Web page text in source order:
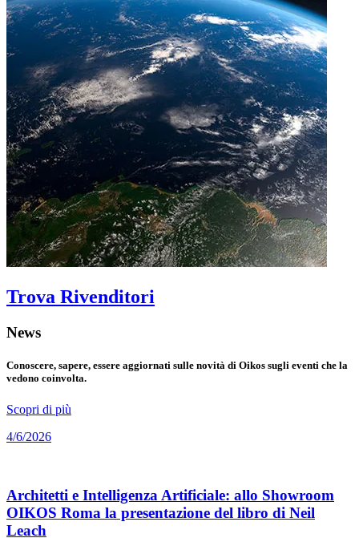
Trova Rivenditori
News
Conoscere, sapere, essere aggiornati sulle novità di Oikos sugli eventi che la
vedono coinvolta.
Scopri di più
4/6/2026
Architetti e Intelligenza Artificiale: allo Showroom
OIKOS Roma la presentazione del libro di Neil
Leach